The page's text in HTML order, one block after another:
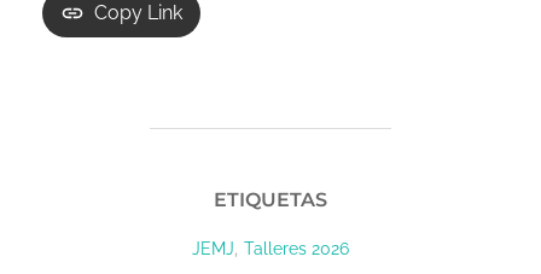
Copy Link
ETIQUETAS
JEMJ, Talleres 2026